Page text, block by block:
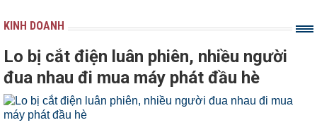
KINH DOANH
Lo bị cắt điện luân phiên, nhiều người
đua nhau đi mua máy phát đầu hè